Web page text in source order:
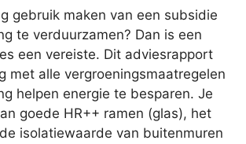
gebruik maken van een subsidie
te verduurzamen? Dan is een
een vereiste. Dit adviesrapport
met alle vergroeningsmaatregelen
helpen energie te besparen. Je
goede HR++ ramen (glas), het
isolatiewaarde van buitenmuren